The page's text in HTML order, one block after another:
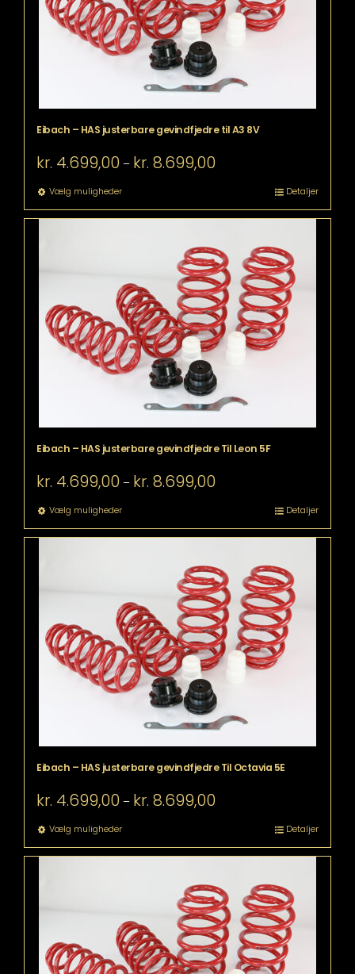
varesiden
Eibach – HAS justerbare gevindfjedre til A3 8V
kr. 4.699,00 – kr. 8.699,00
Vælg mulighederDette
vare
har
Mulighederne
kan
vælges
på
varesiden
Detaljer
Eibach – HAS justerbare gevindfjedre Til Leon 5F
kr. 4.699,00 – kr. 8.699,00
Vælg mulighederDette
vare
har
Mulighederne
kan
vælges
på
varesiden
Detaljer
Eibach – HAS justerbare gevindfjedre Til Octavia 5E
kr. 4.699,00 – kr. 8.699,00
Vælg mulighederDette
vare
har
Mulighederne
kan
vælges
på
varesiden
Detaljer